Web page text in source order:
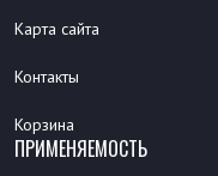
Карта сайта
Контакты
Корзина
ПРИМЕНЯЕМОСТЬ